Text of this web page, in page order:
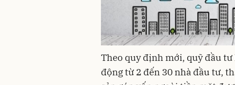
Theo quy định mới, quỹ đầu
động từ 2 đến 30 nhà đầu tư,